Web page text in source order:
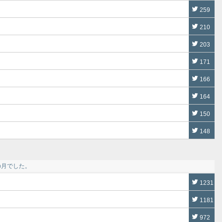
259
210
203
171
166
164
150
148
でした。
1231
1181
972